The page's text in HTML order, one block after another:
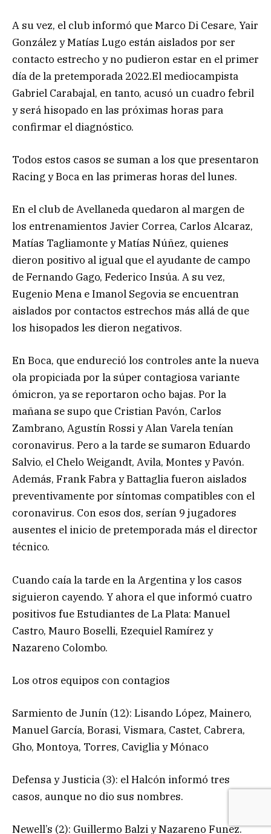
A su vez, el club informó que Marco Di Cesare, Yair
González y Matías Lugo están aislados por ser
contacto estrecho y no pudieron estar en el primer
día de la pretemporada 2022.El mediocampista
Gabriel Carabajal, en tanto, acusó un cuadro febril
y será hisopado en las próximas horas para
confirmar el diagnóstico.
Todos estos casos se suman a los que presentaron
Racing y Boca en las primeras horas del lunes.
En el club de Avellaneda quedaron al margen de
los entrenamientos Javier Correa, Carlos Alcaraz,
Matías Tagliamonte y Matías Núñez, quienes
dieron positivo al igual que el ayudante de campo
de Fernando Gago, Federico Insúa. A su vez,
Eugenio Mena e Imanol Segovia se encuentran
aislados por contactos estrechos más allá de que
los hisopados les dieron negativos.
En Boca, que endureció los controles ante la nueva
ola propiciada por la súper contagiosa variante
ómicron, ya se reportaron ocho bajas. Por la
mañana se supo que Cristian Pavón, Carlos
Zambrano, Agustín Rossi y Alan Varela tenían
coronavirus. Pero a la tarde se sumaron Eduardo
Salvio, el Chelo Weigandt, Avila, Montes y Pavón.
Además, Frank Fabra y Battaglia fueron aislados
preventivamente por síntomas compatibles con el
coronavirus. Con esos dos, serían 9 jugadores
ausentes el inicio de pretemporada más el director
técnico.
Cuando caía la tarde en la Argentina y los casos
siguieron cayendo. Y ahora el que informó cuatro
positivos fue Estudiantes de La Plata: Manuel
Castro, Mauro Boselli, Ezequiel Ramírez y
Nazareno Colombo.
Los otros equipos con contagios
Sarmiento de Junín (12): Lisando López, Mainero,
Manuel García, Borasi, Vismara, Castet, Cabrera,
Gho, Montoya, Torres, Caviglia y Mónaco
Defensa y Justicia (3): el Halcón informó tres
casos, aunque no dio sus nombres.
Newell’s (2): Guillermo Balzi y Nazareno Funez.